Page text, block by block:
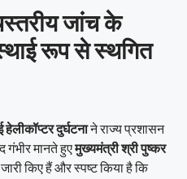
जांच के
रूप से स्थगित
दुर्घटनाने राज्य प्रशासन
गंभीर मानते हुएमुख्यमंत्री श्री पुष्कर
किए हैं और स्पष्ट किया है कि